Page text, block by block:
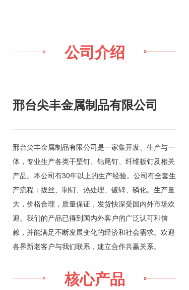
公司介绍
邢台尖丰金属制品有限公司
邢台尖丰金属制品有限公司是一家集开发、生产与一
体，专业生产各类干壁钉、钻尾钉、纤维板钉及相关
产品。本公司有30年以上的生产经验。公司有全套生
产流程：拔丝、制钉、热处理、镀锌、磷化。生产量
大，价格合理，质量保证，发货快深受国内外市场欢
迎。我们的产品已得到国内外客户的广泛认可和信
赖，并能满足不断发展变化的经济和社会需求。欢迎
各界新老客户与我们联系，建立合作共赢关系。
核心产品